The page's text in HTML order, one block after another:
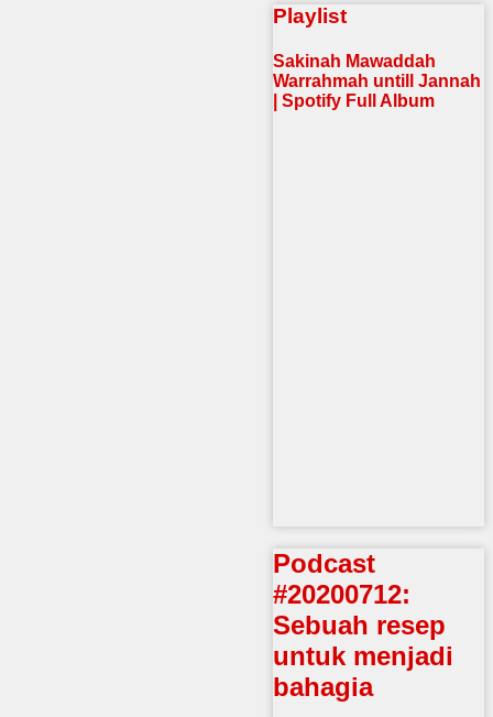
Playlist
Sakinah Mawaddah
Warrahmah untill Jannah
| Spotify Full Album
Podcast
#20200712:
Sebuah resep
untuk menjadi
bahagia